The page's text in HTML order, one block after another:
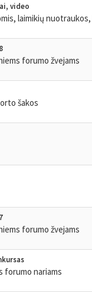
video
laimikių
forumo žvejams
šakos
forumo žvejams
forumo nariams